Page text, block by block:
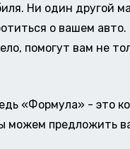
Ни один другой
о вашем
помогут вам не
«Формула» - это
можем предложить